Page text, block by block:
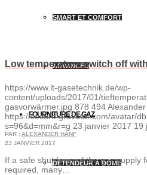
SMART ET COMFORT
ADVANCED
FOURNITURE DE GAZ
DÉTENDEUR À DÔME
Low temperature switch off
https://www.lt-gasetechnik.de/wp-
content/uploads/2017/01/
gasvorwärmer.jpg 878 494
https://secure.gravatar.com/avatar/
s=96&d=mm&r=g 23 janvier 2017 19
PAR : ALEXANDER HANF
23 JANVIER 2017
If a safe shutdown of the gas supply
required, many…